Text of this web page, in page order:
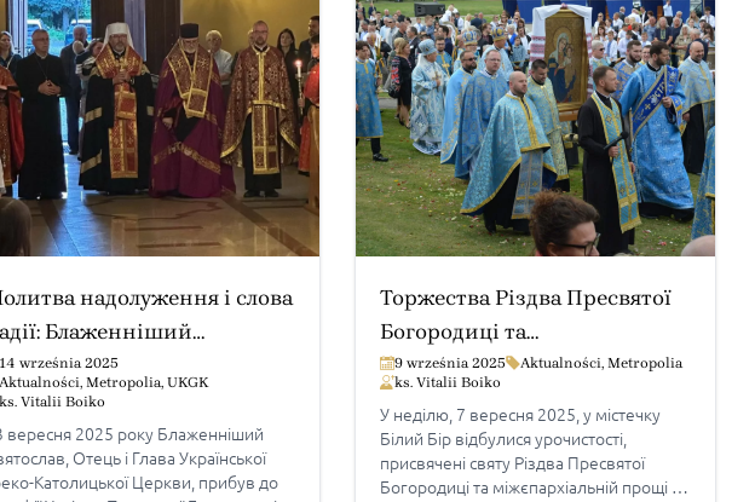
надолуження і слова
Блаженніший
та Владика
у парафії Лігниці
14 września 2025
Aktualności, Metropolia, UKGK
ks. Vitalii Boiko
вересня 2025 року Блаженніший
Отець і Глава Української
Католицької Церкви, прибув до
Торжества Різдва Пресвятої
Богородиці та
міжєпархіальна проща до
Борі в Ювілейний рік – Надії
9 września 2025 Aktualności, Metropolia
ks. Vitalii Boiko
У неділю, 7 вересня 2025, у містечку
Білий Бір відбулися урочистості,
присвячені святу Різдва Пресвятої
Богородиці та міжєпархіальній прощі до